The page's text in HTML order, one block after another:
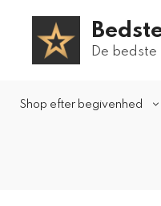
De
Shop efter begivenhed